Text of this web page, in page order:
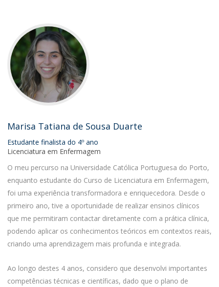
Marisa Tatiana de Sousa Duarte
Estudante finalista do 4º ano
Licenciatura em Enfermagem
O meu percurso na Universidade Católica Portuguesa do Porto,
enquanto estudante do Curso de Licenciatura em Enfermagem,
foi uma experiência transformadora e enriquecedora. Desde o
primeiro ano, tive a oportunidade de realizar ensinos clínicos
que me permitiram contactar diretamente com a prática clínica,
podendo aplicar os conhecimentos teóricos em contextos reais,
criando uma aprendizagem mais profunda e integrada.
Ao longo destes 4 anos, considero que desenvolvi importantes
competências técnicas e científicas, dado que o plano de